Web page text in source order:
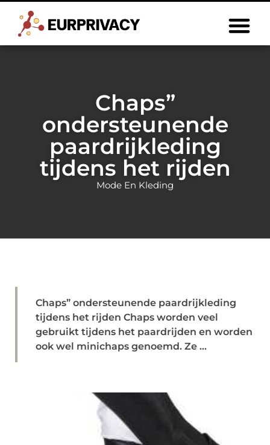
Chaps”
ondersteunende
paardrijkleding
tijdens het rijden
Mode En Kleding
Chaps” ondersteunende paardrijkleding
tijdens het rijden Chaps worden veel
gebruikt tijdens het paardrijden en worden
ook wel minichaps genoemd. Ze ...